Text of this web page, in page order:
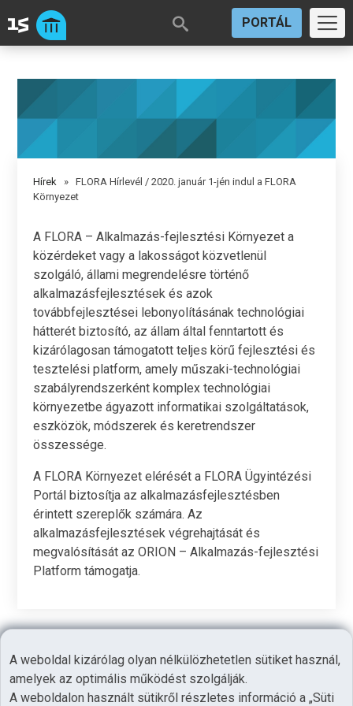
PORTÁL
A weboldal kizárólag olyan nélkülözhetetlen sütiket használ,
amelyek az optimális működést szolgálják.
A weboldalon használt sütikről részletes információ a „Süti
Hírek » FLORA Hírlevél / 2020. január 1-jén indul a FLORA
Környezet
A FLORA – Alkalmazás-fejlesztési Környezet a
közérdeket vagy a lakosságot közvetlenül
szolgáló, állami megrendelésre történő
alkalmazásfejlesztések és azok
továbbfejlesztései lebonyolításának technológiai
hátterét biztosító, az állam által fenntartott és
kizárólagosan támogatott teljes körű fejlesztési és
tesztelési platform, amely műszaki-technológiai
szabályrendszerként komplex technológiai
környezetbe ágyazott informatikai szolgáltatások,
eszközök, módszerek és keretrendszer
összessége.
A FLORA Környezet elérését a FLORA Ügyintézési
Portál biztosítja az alkalmazásfejlesztésben
érintett szereplők számára. Az
alkalmazásfejlesztések végrehajtását és
megvalósítását az ORION – Alkalmazás-fejlesztési
Platform támogatja.
©2026
Adatvédelem